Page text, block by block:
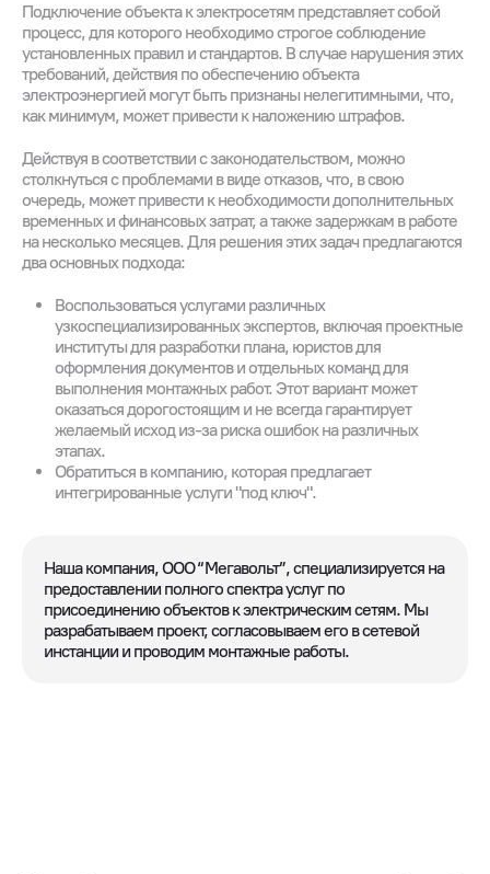
Подключение объекта к электросетям представляет собой
процесс, для которого необходимо строгое соблюдение
установленных правил и стандартов. В случае нарушения этих
требований, действия по обеспечению объекта
электроэнергией могут быть признаны нелегитимными, что,
как минимум, может привести к наложению штрафов.
Действуя в соответствии с законодательством, можно
столкнуться с проблемами в виде отказов, что, в свою
очередь, может привести к необходимости дополнительных
временных и финансовых затрат, а также задержкам в работе
на несколько месяцев. Для решения этих задач предлагаются
два основных подхода:
Воспользоваться услугами различных
узкоспециализированных экспертов, включая проектные
институты для разработки плана, юристов для
оформления документов и отдельных команд для
выполнения монтажных работ. Этот вариант может
оказаться дорогостоящим и не всегда гарантирует
желаемый исход из-за риска ошибок на различных
этапах.
Обратиться в компанию, которая предлагает
интегрированные услуги "под ключ".
Наша компания, ООО “Мегавольт”, специализируется на
предоставлении полного спектра услуг по
присоединению объектов к электрическим сетям. Мы
разрабатываем проект, согласовываем его в сетевой
инстанции и проводим монтажные работы.